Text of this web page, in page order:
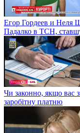
Егор Гордеев и Неля
Падалко в ТСН,
Чи законно, якщо вас
заробітну платню